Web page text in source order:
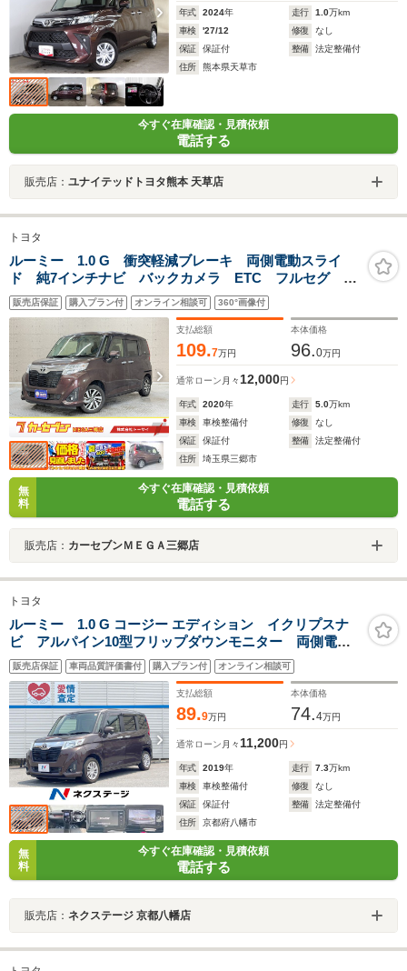
年式 2024年 走行 1.0万km
車検
'27/12 修復
なし
保証
保証付 整備
法定整備付
住所
熊本県天草市
今すぐ在庫確認・見積依頼
電話する
販売店： ユナイテッドトヨタ熊本 天草店
トヨタ
ルーミー 1.0 G 衝突軽減ブレーキ 両側電動スライ
ド 純7インチナビ バックカメラ ETC フルセグ ク
ルーズコントロール 純正アルミ スマートキー CD・
DVD再生可 Bluetooth接続可 LEDヘッドライト
販売店保証 購入プラン付 オンライン相談可 360°画像付
支払総額
109.7万円
本体価格
96.0万円
通常ローン 月々 12,000円
年式 2020年 走行 5.0万km
車検
車検整備付 修復
なし
保証
保証付 整備
法定整備付
住所
埼玉県三郷市
無
料
今すぐ在庫確認・見積依頼
電話する
販売店： カーセブンＭＥＧＡ三郷店
トヨタ
ルーミー 1.0 G コージー エディション イクリプスナ
ビ アルパイン10型フリップダウンモニター 両側電動
スライドドア スマートアシスト クルーズコントロー
ル バックカメラ ETC Bluetooth LEDフォグライト
販売店保証 車両品質評価書付 購入プラン付 オンライン相談可
支払総額
89.9万円
本体価格
74.4万円
通常ローン 月々 11,200円
年式 2019年 走行 7.3万km
車検
車検整備付 修復
なし
保証
保証付 整備
法定整備付
住所
京都府八幡市
無
料
今すぐ在庫確認・見積依頼
電話する
販売店： ネクステージ 京都八幡店